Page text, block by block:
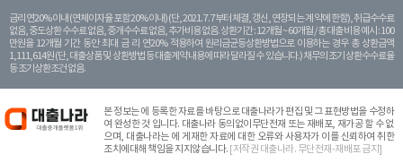
금리 연20% 이내 (연체이자율 포함 20% 이내) (단, 2021. 7. 7부터 체결, 갱신, 연장되는 계 약에 한함), 취급수수료
없음, 중도상환 수수료 없음, 중개수수료 없음, 추가비용 없음. 상환기간 : 12개월 ~ 60개월 / 총 대출 비용 예시 : 100
만원을 12개월 기간 동안 최대 금 리 연20% 적용하여 원리금균등상환방법으로 이용하는 경우 총 상환금액
1,111,614원 (단, 대출상품 및 상환방법 등 대출계약 내용에 따라 달라질 수 있습니다.) 채무의 조기 상환수수료율
등 조기상환조건 없음.
본 정보는에 등록한 자료를 바탕으로 대출나라가 편집 및 그 표현방법을 수정하
여 완성한 것 입니다. 대출나라 동의없이무단전재 또는 재배포, 재가공 할 수 없
으며, 대출나라는 에 게재한 자료에 대한 오류와 사용자가 이를 신뢰하여 취한
조치에대해 책임을 지지않습니다. [저작권 대출나라. 무단전재-재배포 금지]